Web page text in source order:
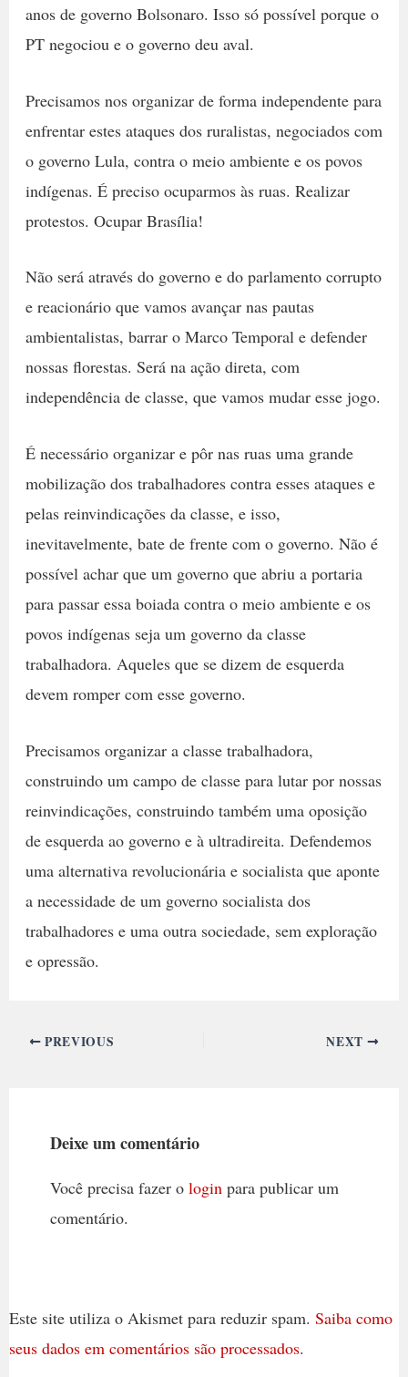
anos de governo Bolsonaro. Isso só possível porque o
PT negociou e o governo deu aval.
Precisamos nos organizar de forma independente para
enfrentar estes ataques dos ruralistas, negociados com
o governo Lula, contra o meio ambiente e os povos
indígenas. É preciso ocuparmos às ruas. Realizar
protestos. Ocupar Brasília!
Não será através do governo e do parlamento corrupto
e reacionário que vamos avançar nas pautas
ambientalistas, barrar o Marco Temporal e defender
nossas florestas. Será na ação direta, com
independência de classe, que vamos mudar esse jogo.
É necessário organizar e pôr nas ruas uma grande
mobilização dos trabalhadores contra esses ataques e
pelas reinvindicações da classe, e isso,
inevitavelmente, bate de frente com o governo. Não é
possível achar que um governo que abriu a portaria
para passar essa boiada contra o meio ambiente e os
povos indígenas seja um governo da classe
trabalhadora. Aqueles que se dizem de esquerda
devem romper com esse governo.
Precisamos organizar a classe trabalhadora,
construindo um campo de classe para lutar por nossas
reinvindicações, construindo também uma oposição
de esquerda ao governo e à ultradireita. Defendemos
uma alternativa revolucionária e socialista que aponte
a necessidade de um governo socialista dos
trabalhadores e uma outra sociedade, sem exploração
e opressão.
PREVIOUS NEXT
Deixe um comentário
Você precisa fazer o loginpara publicar um
comentário.
Este site utiliza o Akismet para reduzir spam. Saiba como
seus dados em comentários são processados.